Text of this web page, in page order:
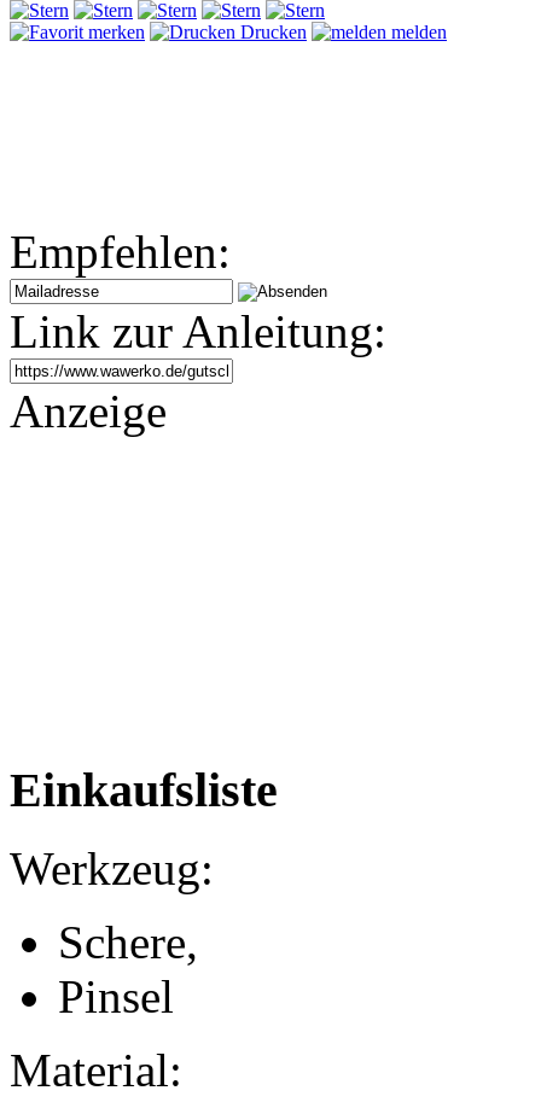
merken Drucken melden
Empfehlen:
Link zur Anleitung:
Anzeige
Einkaufsliste
Werkzeug:
Schere,
Pinsel
Material: